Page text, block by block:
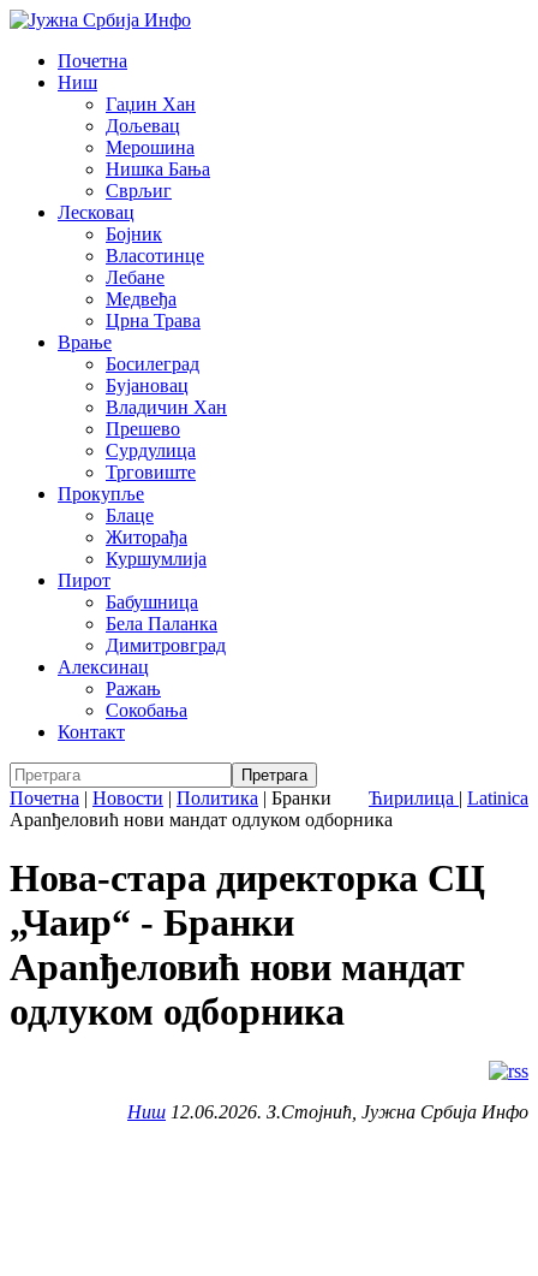
Почетна
Ниш
Гаџин Хан
Дољевац
Мерошина
Нишка Бања
Сврљиг
Лесковац
Бојник
Власотинце
Лебане
Медвеђа
Црна Трава
Врање
Босилеград
Бујановац
Владичин Хан
Прешево
Сурдулица
Трговиште
Прокупље
Блаце
Житорађа
Куршумлија
Пирот
Бабушница
Бела Паланка
Димитровград
Алексинац
Ражањ
Сокобања
Контакт
Ћирилица | Latinica
Почетна | Новости | Политика | Бранки
Арanђеловић нови мандат одлуком одборника
Нова-стара директорка СЦ
„Чаир“ - Бранки
Арanђеловић нови мандат
одлуком одборника
Ниш 12.06.2026. З.Стојнић, Јужна Србија Инфо